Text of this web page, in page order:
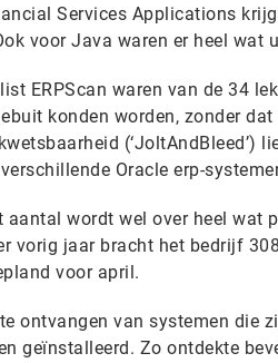
Services Applications
voor Java waren er heel wat
ERPScan waren van de 34
konden worden, zonder
(‘JoltAndBleed’)
Oracle erp-
wordt wel over heel wat
vorig jaar bracht het bedrijf
voor april.
ontvangen van systemen die
geïnstalleerd. Zo ontdekte